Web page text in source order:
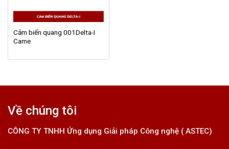
Cảm biến quang 001Delta-I
Came
Về chúng tôi
CÔNG TY TNHH Ứng dụng Giải pháp Công nghệ ( ASTEC)